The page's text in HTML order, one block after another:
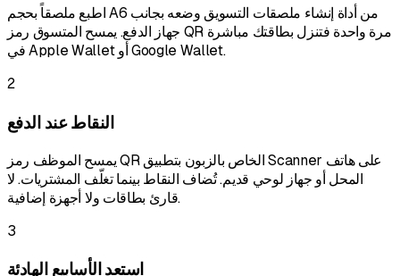
اطبع ملصقاً بحجم A6 من أداة إنشاء ملصقات التسويق وضعه بجانب
جهاز الدفع. يمسح المتسوق رمز QR مرة واحدة فتنزل بطاقتك مباشرة
في Apple Wallet أو Google Wallet.
2
النقاط عند الدفع
يمسح الموظف رمز QR الخاص بالزبون بتطبيق Scanner على هاتف
المحل أو جهاز لوحي قديم. تُضاف النقاط بينما تغلّف المشتريات. لا
قارئ بطاقات ولا أجهزة إضافية.
3
استعد الأسابيع الهادئة